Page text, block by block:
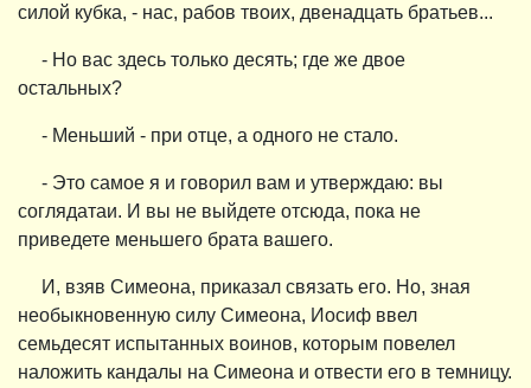
силой кубка, - нас, рабов твоих, двенадцать братьев...
- Но вас здесь только десять; где же двое
остальных?
- Меньший - при отце, а одного не стало.
- Это самое я и говорил вам и утверждаю: вы
соглядатаи. И вы не выйдете отсюда, пока не
приведете меньшего брата вашего.
И, взяв Симеона, приказал связать его. Но, зная
необыкновенную силу Симеона, Иосиф ввел
семьдесят испытанных воинов, которым повелел
наложить кандалы на Симеона и отвести его в темницу.